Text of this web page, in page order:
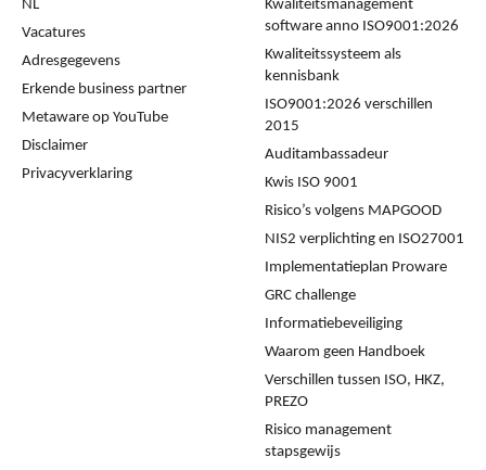
NL
Vacatures
Adresgegevens
Erkende business partner
Metaware op YouTube
Disclaimer
Privacyverklaring
Kwaliteitsmanagement
software anno ISO9001:2026
Kwaliteitssysteem als
kennisbank
ISO9001:2026 verschillen
2015
Auditambassadeur
Kwis ISO 9001
Risico’s volgens MAPGOOD
NIS2 verplichting en ISO27001
Implementatieplan Proware
GRC challenge
Informatiebeveiliging
Waarom geen Handboek
Verschillen tussen ISO, HKZ,
PREZO
Risico management
stapsgewijs